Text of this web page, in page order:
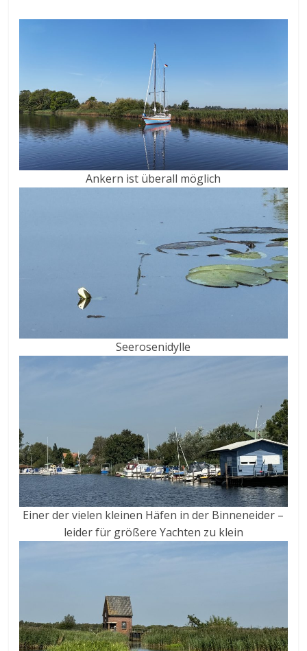
Ankern ist überall möglich
Seerosenidylle
Einer der vielen kleinen Häfen in der Binneneider –
leider für größere Yachten zu klein